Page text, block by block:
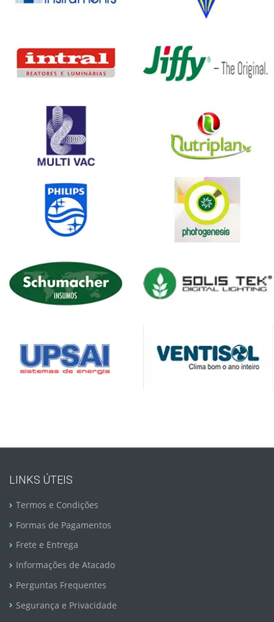
LINKS ÚTEIS
Termos e Condições
Formas de Pagamentos
Frete e Entrega
Informações de Atacado
Perguntas Frequentes
Segurança e Privacidade